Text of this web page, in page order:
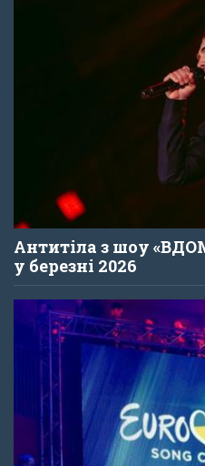
Антитіла з шоу
у березні 2026